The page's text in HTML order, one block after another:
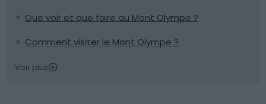
Que voir et que faire au Mont Olympe ?
Comment visiter le Mont Olympe ?
Voir plus